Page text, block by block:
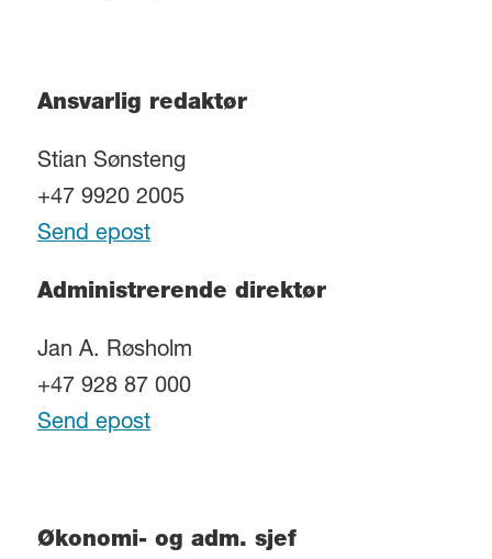
Ansvarlig redaktør
Stian Sønsteng
+47 9920 2005
Send epost
Administrerende direktør
Jan A. Røsholm
+47 928 87 000
Send epost
Økonomi- og adm. sjef